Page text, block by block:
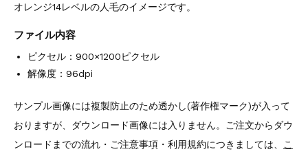
オレンジ14レベルの人毛のイメージです。
ファイル内容
ピクセル：900×1200ピクセル
解像度：96dpi
サンプル画像には複製防止のため透かし(著作権マーク)が入って
おりますが、ダウンロード画像には入りません。ご注文からダウ
ンロードまでの流れ・ご注意事項・利用規約につきましては、
こ